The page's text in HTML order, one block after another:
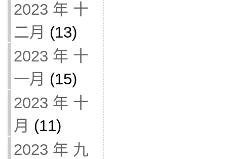
2023 年 十
二月 (13)
2023 年 十
一月 (15)
2023 年 十
月 (11)
2023 年 九